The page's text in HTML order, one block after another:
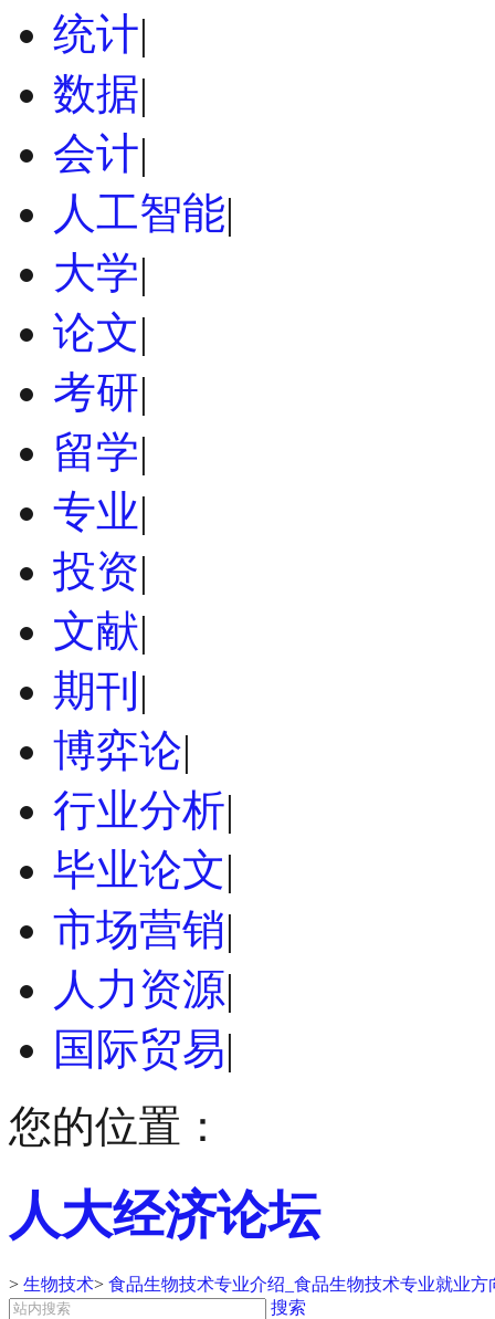
统计|
数据|
会计|
人工智能|
大学|
论文|
考研|
留学|
专业|
投资|
文献|
期刊 |
博弈论|
行业分析|
毕业论文|
市场营销|
人力资源|
国际贸易|
您的位置：
人大经济论坛
> 生物技术> 食品生物技术专业介绍_食品生物技术专业就业方
搜索